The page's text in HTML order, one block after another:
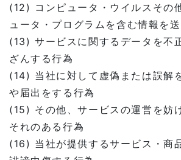
(12) コンピュータ・ウイルスその
ュータ・プログラムを含む情報を
(13) サービスに関するデータを不
ざんする行為
(14) 当社に対して虚偽または誤解
や届出をする行為
(15) その他、サービスの運営を妨
それのある行為
(16) 当社が提供するサービス・商